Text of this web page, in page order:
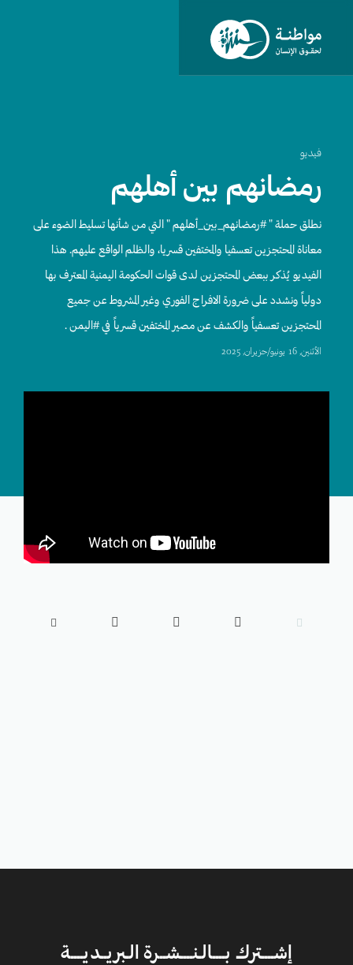
فيديو
رمضانهم بين أهلهم
نطلق حملة " #رمضانهم_بين_أهلهم " التي من شأنها تسليط الضوء على
معاناة المحتجزين تعسفيا والمختفين قسريا، والظلم الواقع عليهم. هذا
الفيديو يُذكر ببعض المحتجزين لدى قوات الحكومة اليمنية المعترف بها
دولياً ونشدد على ضرورة الافراج الفوري وغير المشروط عن جميع
المحتجزين تعسفياً والكشف عن مصير المختفين قسرياً في #اليمن .
اﻷثنين, 16 يونيو/حزيران, 2025





إشــــترك بــــالـنــــشــرة الـبريــديــــة